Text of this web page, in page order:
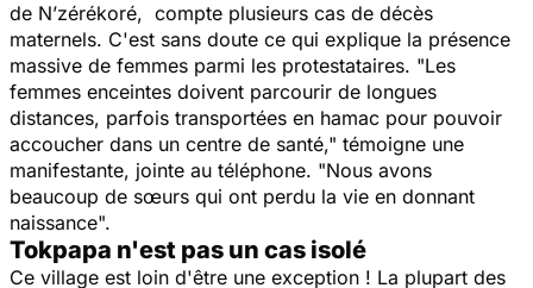
de N’zérékoré, compte plusieurs cas de décès
maternels. C'est sans doute ce qui explique la présence
massive de femmes parmi les protestataires. "Les
femmes enceintes doivent parcourir de longues
distances, parfois transportées en hamac pour pouvoir
accoucher dans un centre de santé," témoigne une
manifestante, jointe au téléphone. "Nous avons
beaucoup de sœurs qui ont perdu la vie en donnant
naissance".
Tokpapa n'est pas un cas isolé
Ce village est loin d'être une exception ! La plupart des